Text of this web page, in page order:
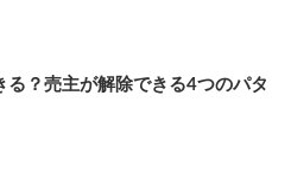
？売主が解除できる4つのパタ